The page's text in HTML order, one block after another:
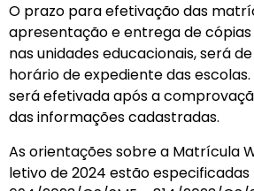
O prazo para efetivação das
apresentação e entrega de
nas unidades educacionais, será de
horário de expediente das
será efetivada após a
das informações cadastradas.
As orientações sobre a Matrícula
letivo de 2024 estão especificadas